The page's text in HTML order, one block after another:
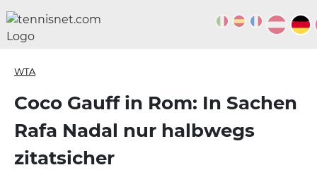
WTA
Coco Gauff in Rom: In Sachen
Rafa Nadal nur halbwegs
zitatsicher